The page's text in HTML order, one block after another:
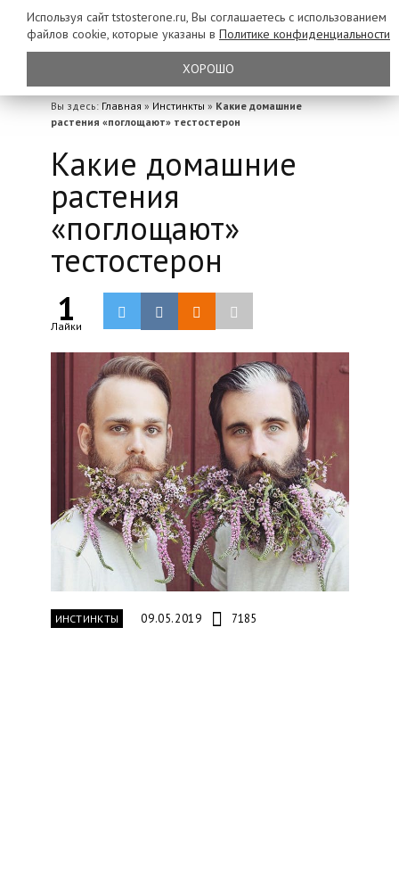
Вы здесь: Главная » Инстинкты » Какие домашние
растения «поглощают» тестостерон
Какие домашние
растения
«поглощают»
тестостерон
1
Лайки
ИНСТИНКТЫ 09.05.2019 7185
Используя сайт tstosterone.ru, Вы соглашаетесь с использованием
файлов cookie, которые указаны в Политике конфиденциальности
ХОРОШО